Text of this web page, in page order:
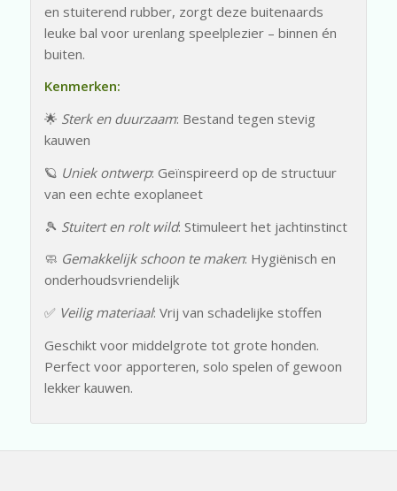
en stuiterend rubber, zorgt deze buitenaards
leuke bal voor urenlang speelplezier – binnen én
buiten.
Kenmerken:
🌟 Sterk en duurzaam: Bestand tegen stevig
kauwen
🪐 Uniek ontwerp: Geïnspireerd op de structuur
van een echte exoplaneet
🎾 Stuitert en rolt wild: Stimuleert het jachtinstinct
🧼 Gemakkelijk schoon te maken: Hygiënisch en
onderhoudsvriendelijk
✅ Veilig materiaal: Vrij van schadelijke stoffen
Geschikt voor middelgrote tot grote honden.
Perfect voor apporteren, solo spelen of gewoon
lekker kauwen.